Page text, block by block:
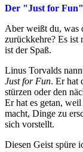
Der "Just for
Aber weißt du, was
zurückkehre? Es ist
ist der Spaß.
Linus Torvalds
Just for Fun. Er hat
stürzen oder den
Er hat es getan,
macht, Dinge zu
sich vorstellt.
Diesen Geist spüre